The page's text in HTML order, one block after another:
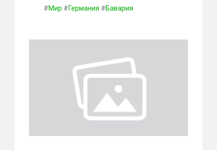
#Мир #Германия #Бавария